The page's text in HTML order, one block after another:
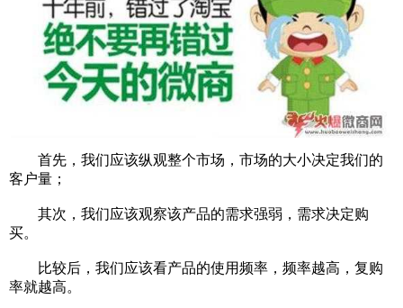
首先，我们应该纵观整个市场，市场的大小决定我们的
客户量；
其次，我们应该观察该产品的需求强弱，需求决定购
买。
比较后，我们应该看产品的使用频率，频率越高，复购
率就越高。